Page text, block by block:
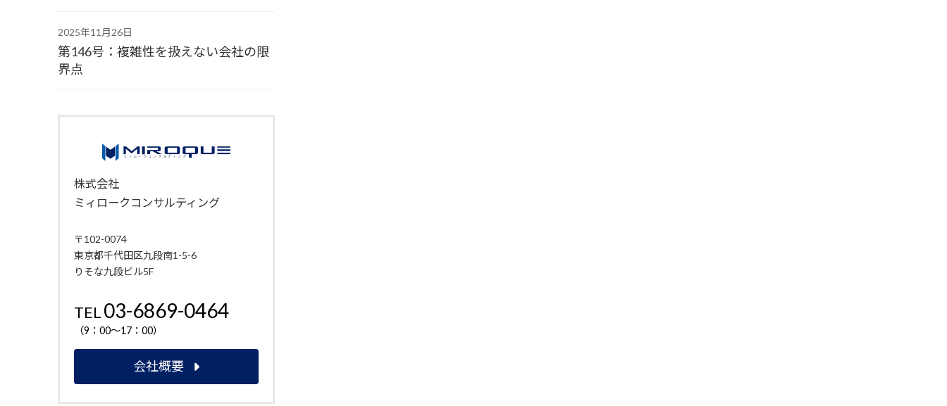
2025年11月26日
第146号：複雑性を扱えない会社の限
界点
株式会社
ミィロークコンサルティング
〒102-0074
東京都千代田区九段南1-5-6
りそな九段ビル5F
TEL03-6869-0464
（9：00～17：00）
会社概要